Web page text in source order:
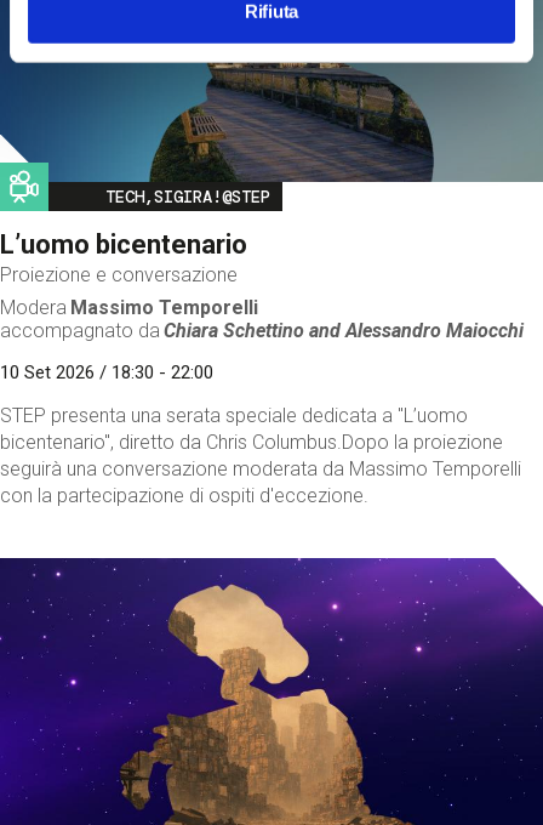
Rifiuta
Image
TECH,SIGIRA!@STEP
L’uomo bicentenario
Proiezione e conversazione
Modera Massimo Temporelli
accompagnato da Chiara Schettino andAlessandro Maiocchi
10 Set 2026 / 18:30 - 22:00
STEP presenta una serata speciale dedicata a "L’uomo
bicentenario", diretto da Chris Columbus.Dopo la proiezione
seguirà una conversazione moderata da Massimo Temporelli
con la partecipazione di ospiti d'eccezione.